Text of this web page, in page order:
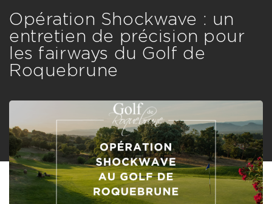
Opération Shockwave : un
entretien de précision pour
les fairways du Golf de
Roquebrune